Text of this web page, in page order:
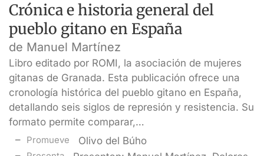
Crónica e historia general del
pueblo gitano en España
de Manuel Martínez
Libro editado por ROMI, la asociación de mujeres
gitanas de Granada. Esta publicación ofrece una
cronología histórica del pueblo gitano en España,
detallando seis siglos de represión y resistencia. Su
formato permite comparar,…
Promueve Olivo del Búho